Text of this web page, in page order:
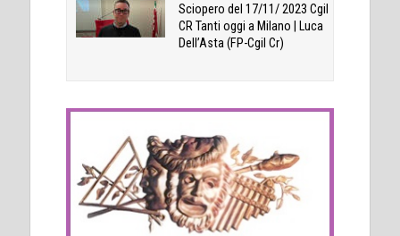
Sciopero del 17/11/ 2023 Cgil
CR Tanti oggi a Milano | Luca
Dell’Asta (FP-Cgil Cr)